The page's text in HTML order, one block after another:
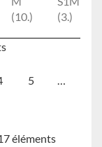
(10.)
(3.)
5 …
éléments